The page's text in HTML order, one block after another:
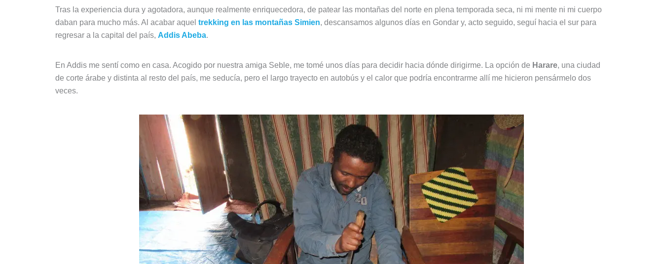
Tras la experiencia dura y agotadora, aunque realmente enriquecedora, de patear las montañas del norte en plena temporada seca, ni mi mente ni mi cuerpo
daban para mucho más. Al acabar aquel trekking en las montañas Simien, descansamos algunos días en Gondar y, acto seguido, seguí hacia el sur para
regresar a la capital del país, Addis Abeba.
En Addis me sentí como en casa. Acogido por nuestra amiga Seble, me tomé unos días para decidir hacia dónde dirigirme. La opción de Harare, una ciudad
de corte árabe y distinta al resto del país, me seducía, pero el largo trayecto en autobús y el calor que podría encontrarme allí me hicieron pensármelo dos
veces.